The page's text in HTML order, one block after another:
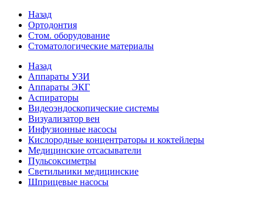
Назад
Ортодонтия
Стом. оборудование
Стоматологические материалы
Назад
Аппараты УЗИ
Аппараты ЭКГ
Аспираторы
Видеоэндоскопические системы
Визуализатор вен
Инфузионные насосы
Кислородные концентраторы и коктейлеры
Медицинские отсасыватели
Пульсоксиметры
Светильники медицинские
Шприцевые насосы